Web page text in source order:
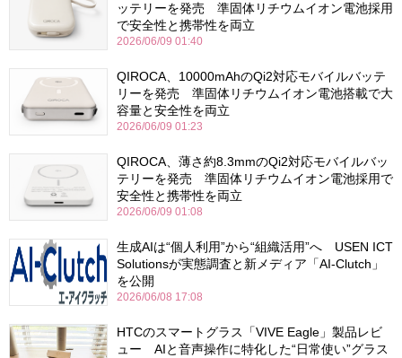
ッテリーを発売 準固体リチウムイオン電池採用
で安全性と携帯性を両立
2026/06/09 01:40
QIROCA、10000mAhのQi2対応モバイルバッテ
リーを発売 準固体リチウムイオン電池搭載で大
容量と安全性を両立
2026/06/09 01:23
QIROCA、薄さ約8.3mmのQi2対応モバイルバッ
テリーを発売 準固体リチウムイオン電池採用で
安全性と携帯性を両立
2026/06/09 01:08
生成AIは“個人利用”から“組織活用”へ USEN ICT
Solutionsが実態調査と新メディア「AI-Clutch」
を公開
2026/06/08 17:08
HTCのスマートグラス「VIVE Eagle」製品レビ
ュー AIと音声操作に特化した“日常使い”グラス